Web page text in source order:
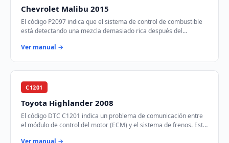
Chevrolet Malibu 2015
El código P2097 indica que el sistema de control de combustible
está detectando una mezcla demasiado rica después del
Ver manual →
C1201
Toyota Highlander 2008
El código DTC C1201 indica un problema de comunicación entre
el módulo de control del motor (ECM) y el sistema de frenos. Este
Ver manual →